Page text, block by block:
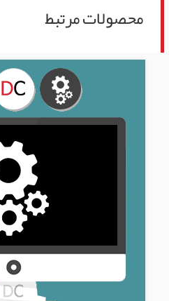
محصولات مرتبط